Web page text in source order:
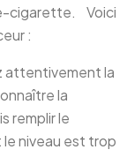
Voici
:
attentivement la
la
remplir le
niveau est trop